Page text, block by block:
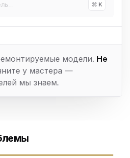
⌘ K
модели. Не
у мастера —
мы знаем.